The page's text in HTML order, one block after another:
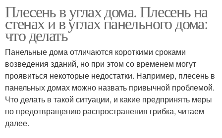
Плесень в углах дома. Плесень на
стенах и в углах панельного дома:
что делать
Панельные дома отличаются короткими сроками
возведения зданий, но при этом со временем могут
проявиться некоторые недостатки. Например, плесень в
панельных домах можно назвать привычной проблемой.
Что делать в такой ситуации, и какие предпринять меры
по предотвращению распространения грибка, читаем
далее.